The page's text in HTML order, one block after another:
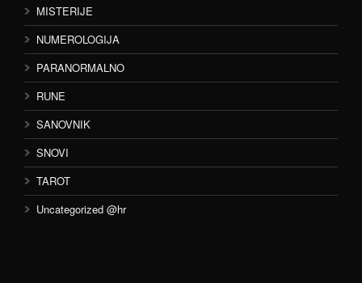
MISTERIJE
NUMEROLOGIJA
PARANORMALNO
RUNE
SANOVNIK
SNOVI
TAROT
Uncategorized @hr